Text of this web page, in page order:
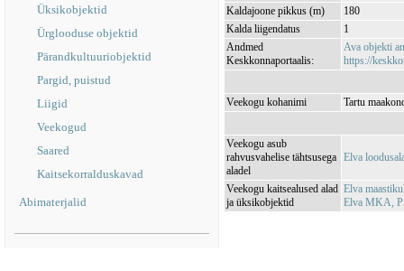
Üksikobjektid
Ürglooduse objektid
Pärandkultuuriobjektid
Pargid, puistud
Liigid
Veekogud
Saared
Kaitsekorralduskavad
Abimaterjalid
Kaldajoone pikkus (m)
180
Kalda liigendatus
1
Andmed
Keskkonnaportaalis:
Ava objekti
https://
Veekogu kohanimi Tartu
Veekogu asub
rahvusvahelise tähtsusega
aladel
Elva
Veekogu kaitsealused alad
ja üksikobjektid
Elva
Elva MKA,